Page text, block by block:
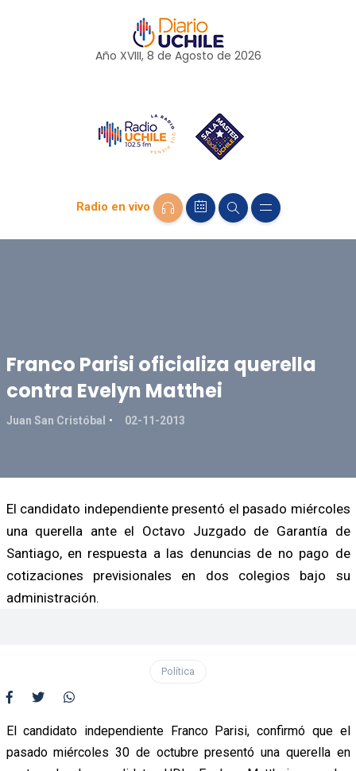
Año XVIII, 8 de Agosto de 2026
Radio en vivo
Franco Parisi oficializa querella
contra Evelyn Matthei
Juan San Cristóbal 02-11-2013
El candidato independiente presentó el pasado miércoles
una querella ante el Octavo Juzgado de Garantía de
Santiago, en respuesta a las denuncias de no pago de
cotizaciones previsionales en dos colegios bajo su
administración.
Política
El candidato independiente Franco Parisi, confirmó que el
pasado miércoles 30 de octubre presentó una querella en